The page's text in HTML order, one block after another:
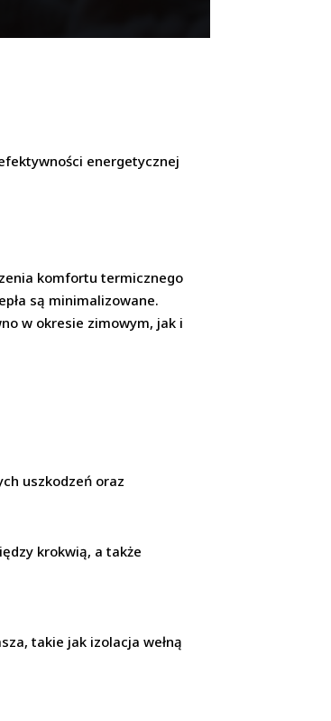
energetycznej
komfortu termicznego
są minimalizowane.
w okresie zimowym, jak i
uszkodzeń oraz
krokwią, a także
takie jak izolacja wełną